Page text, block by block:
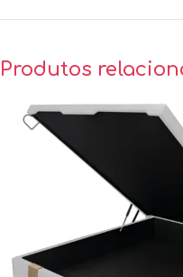
Produtos